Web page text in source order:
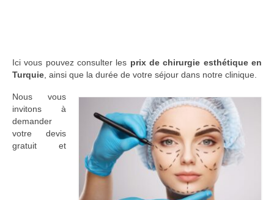
Ici vous pouvez consulter les prix de chirurgie esthétique en
Turquie , ainsi que la durée de votre séjour dans notre clinique.
Nous vous
invitons à
demander
votre devis
gratuit et